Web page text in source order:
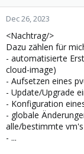
Dec 26, 2023
<Nachtrag/>
Dazu zählen für
- automatisierte
cloud-image)
- Aufsetzen eines
- Update/Upgrade
- Konfiguration
- globale
alle/bestimmte
- ...